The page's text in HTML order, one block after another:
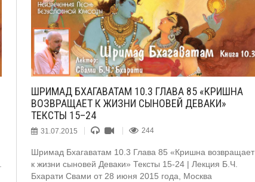
ШРИМАД БХАГАВАТАМ 10.3 ГЛАВА 85 «КРИШНА
ВОЗВРАЩАЕТ К ЖИЗНИ СЫНОВЕЙ ДЕВАКИ»
ТЕКСТЫ 15–24
31.07.2015 244
Шримад Бхагаватам 10.3 Глава 85 «Кришна возвращает
к жизни сыновей Деваки» Тексты 15-24 | Лекция Б.Ч.
Бхарати Свами от 28 июня 2015 года, Москва